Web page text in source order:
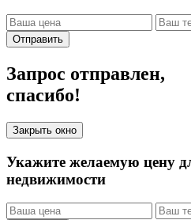
Отправить
Запрос отправлен,
спасибо!
Закрыть окно
Укажите желаемую цену
недвижимости